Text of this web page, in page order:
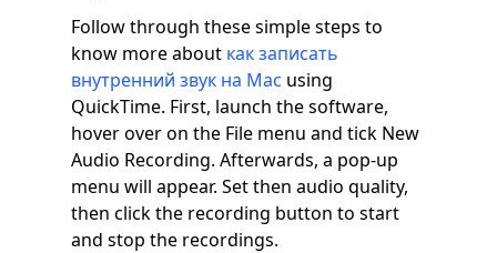
Follow through these simple steps to
know more about как записать
внутренний звук на Mac using
QuickTime. First, launch the software,
hover over on the File menu and tick New
Audio Recording. Afterwards, a pop-up
menu will appear. Set then audio quality,
then click the recording button to start
and stop the recordings.